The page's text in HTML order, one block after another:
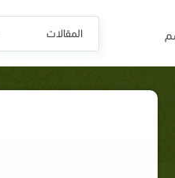
المقالات